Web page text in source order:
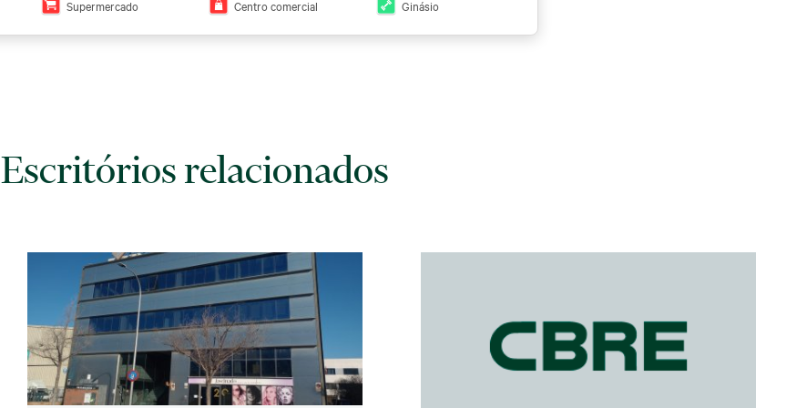
Supermercado Centro comercial Ginásio
Escritórios relacionados